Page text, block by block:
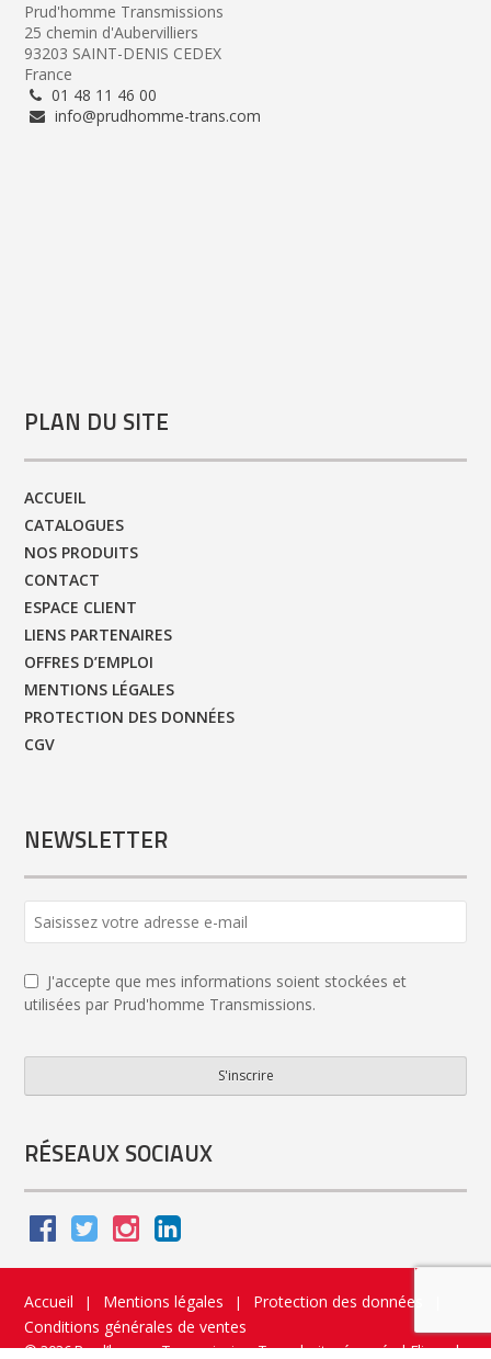
Prud'homme Transmissions
25 chemin d'Aubervilliers
93203 SAINT-DENIS CEDEX
France
01 48 11 46 00
info@prudhomme-trans.com
PLAN DU SITE
ACCUEIL
CATALOGUES
NOS PRODUITS
CONTACT
ESPACE CLIENT
LIENS PARTENAIRES
OFFRES D’EMPLOI
MENTIONS LÉGALES
PROTECTION DES DONNÉES
CGV
NEWSLETTER
J'accepte que mes informations soient stockées et
utilisées par Prud'homme Transmissions.
S'inscrire
RÉSEAUX SOCIAUX
Accueil | Mentions légales | Protection des données
Conditions générales de ventes
© 2026 Prud’homme Transmission. Tous droits réservés|Flippad